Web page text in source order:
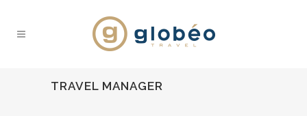
TRAVEL MANAGER